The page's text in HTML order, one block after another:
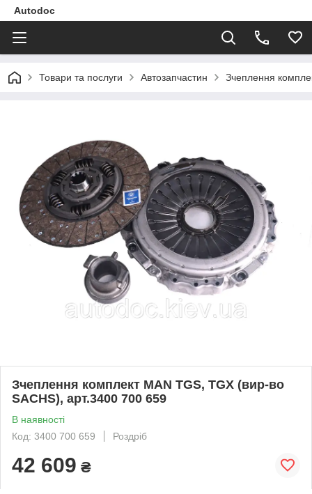
Autodoc
Товари та послуги Автозапчастин Зчеплення
Зчеплення комплект MAN TGS, TGX (вир-во
SACHS), арт.3400 700 659
В наявності
Код: 3400 700 659
Роздріб
42 609 ₴